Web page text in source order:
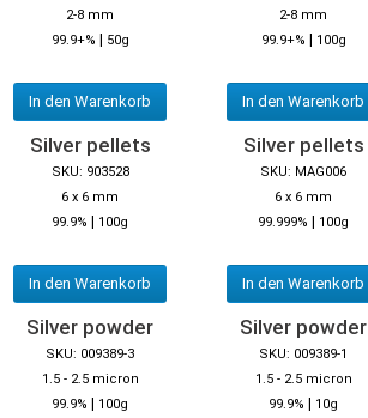
2-8 mm
99.9+% | 50g
In den Warenkorb
2-8 mm
99.9+% | 100g
In den Warenkorb
Silver pellets
SKU: 903528
6 x 6 mm
99.9% | 100g
In den Warenkorb
Silver pellets
SKU: MAG006
6 x 6 mm
99.999% | 100g
In den Warenkorb
Silver powder
SKU: 009389-3
1.5 - 2.5 micron
99.9% | 100g
Silver powder
SKU: 009389-1
1.5 - 2.5 micron
99.9% | 10g